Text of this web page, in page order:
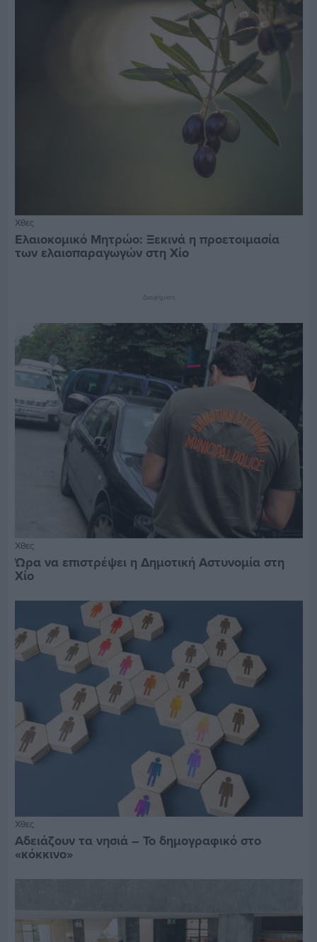
Χθες
Ελαιοκομικό Μητρώο: Ξεκινά η προετοιμασία
των ελαιοπαραγωγών στη Χίο
Διαφήμιση
Χθες
Ώρα να επιστρέψει η Δημοτική Αστυνομία στη
Χίο
Χθες
Αδειάζουν τα νησιά – Το δημογραφικό στο
«κόκκινο»